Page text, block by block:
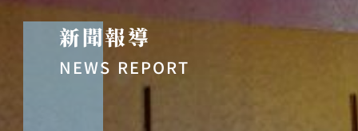
新聞報導
NEWS REPORT